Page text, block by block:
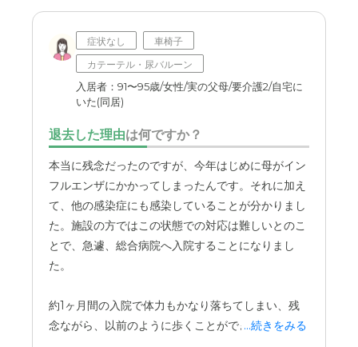
施設は、明るい雰囲気で、職員の方も、優しく とても親
して預けて入れる環境です。
外観・内装・居室・設備について
部屋が綺麗で、広く車椅子でも、充分生活が出来る。トイ
がいい。
介護医療サービスについて
ケアマネさん、訪看さん、リハビリとしっかり、計画を立
てて頂き、本人・家族に負担がかからないよう配慮しても
らえている。
近隣環境や交通アクセスについて
すく、周りの環境も静かで、満足しています。
症状なし
車椅子
カテーテル・尿バルーン
入居者：91〜95歳/女性/実の父母/要介護2/自宅に
いた(同居)
退去した理由は何ですか？
本当に残念だったのですが、今年はじめに母がイン
フルエンザにかかってしまったんです。それに加え
て、他の感染症にも感染していることが分かりまし
た。施設の方ではこの状態での対応は難しいとのこ
とで、急遽、総合病院へ入院することになりまし
た。
約1ヶ月間の入院で体力もかなり落ちてしまい、残
念ながら、以前のように歩くことができなくなって
...続きをみる